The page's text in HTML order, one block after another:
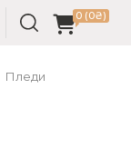
0 (0₴)
Пледи